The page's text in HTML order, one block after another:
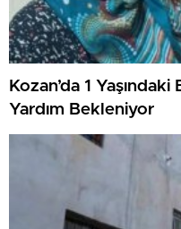
Kozan’da 1
Yardım Bekleniyor